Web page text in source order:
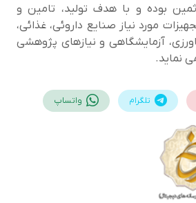
بوده و با هدف تولید، تامین و
مورد نیاز صنایع داروئی، غذائی،
آزمایشگاهی و نیازهای پژوهشی
نماید.
تلگرام واتساپ